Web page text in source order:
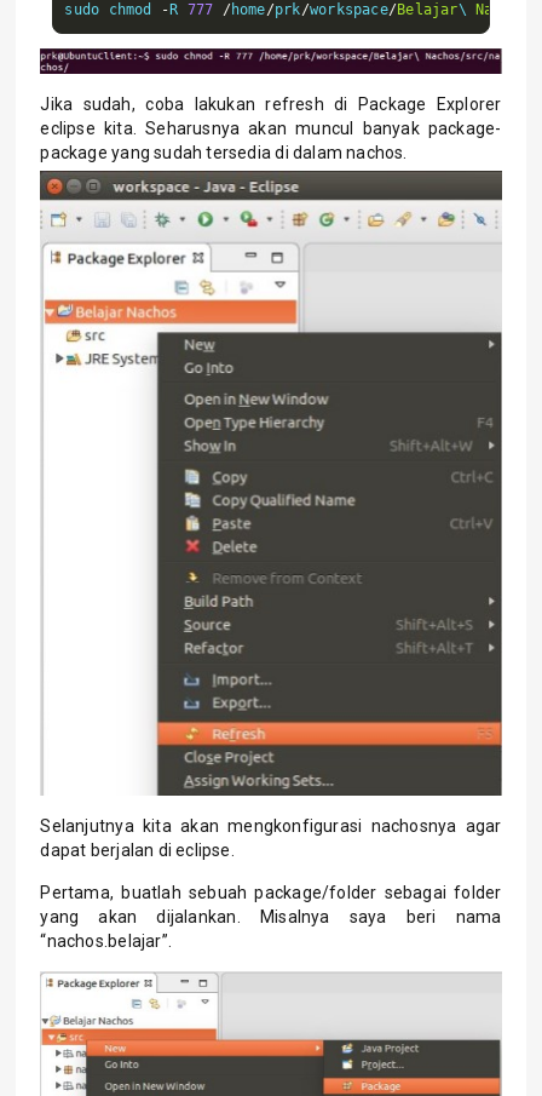
sudo chmod - R 777 /home/prk/workspace/Belajar\ Nachos
Jika sudah, coba lakukan refresh di Package Explorer
eclipse kita. Seharusnya akan muncul banyak package-
package yang sudah tersedia di dalam nachos.
Selanjutnya kita akan mengkonfigurasi nachosnya agar
dapat berjalan di eclipse.
Pertama, buatlah sebuah package/folder sebagai folder
yang akan dijalankan. Misalnya saya beri nama
“nachos.belajar”.